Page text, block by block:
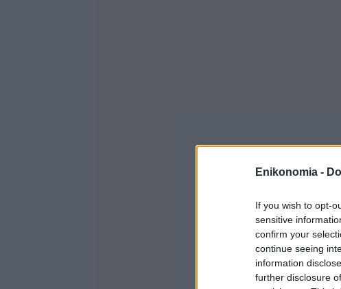
Enikonomia -
If you wish to opt-
sensitive
confirm your
continue seeing
information
further disclosure